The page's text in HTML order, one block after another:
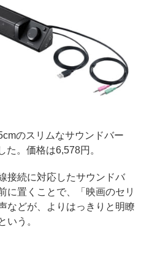
のスリムなサウンドバー
た。価格は6,578円。
接続に対応したサウンドバ
に置くことで、「映画のセリ
などが、よりはっきりと明瞭
いう。